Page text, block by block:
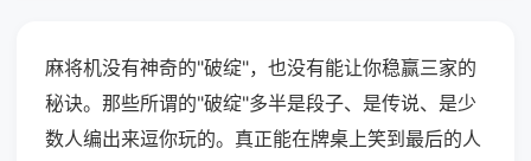
麻将机没有神奇的"破绽"，也没有能让你稳赢三家的
秘诀。那些所谓的"破绽"多半是段子、是传说、是少
数人编出来逗你玩的。真正能在牌桌上笑到最后的人